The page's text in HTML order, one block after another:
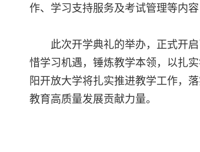
作、学习支持服务及考试管理等内
此次开学典礼的举办，正式开
惜学习机遇，锤炼教学本领，以扎
阳开放大学将扎实推进教学工作，
教育高质量发展贡献力量。